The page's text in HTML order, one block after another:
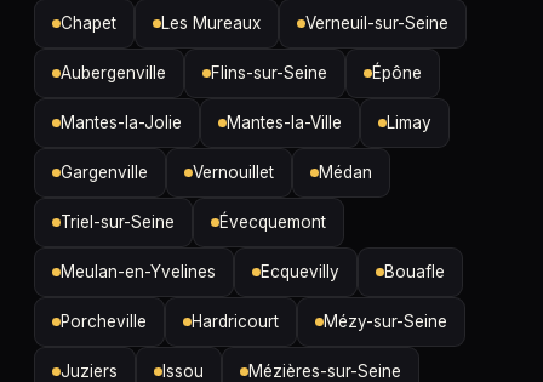
Chapet Les Mureaux Verneuil-sur-Seine
Aubergenville Flins-sur-Seine Épône
Mantes-la-Jolie Mantes-la-Ville Limay
Gargenville Vernouillet Médan
Triel-sur-Seine Évecquemont
Meulan-en-Yvelines Ecquevilly Bouafle
Porcheville Hardricourt Mézy-sur-Seine
Juziers Issou Mézières-sur-Seine